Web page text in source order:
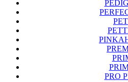
PRO